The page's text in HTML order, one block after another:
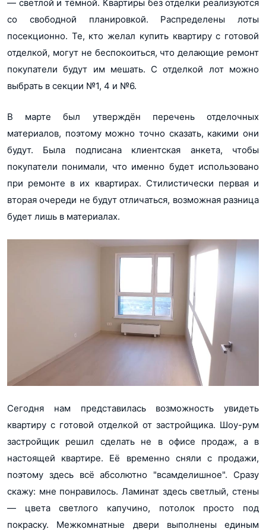
― светлой и тёмной. Квартиры без отделки реализуются
со свободной планировкой. Распределены лоты
посекционно. Те, кто желал купить квартиру с готовой
отделкой, могут не беспокоиться, что делающие ремонт
покупатели будут им мешать. С отделкой лот можно
выбрать в секции №1, 4 и №6.
В марте был утверждён перечень отделочных
материалов, поэтому можно точно сказать, какими они
будут. Была подписана клиентская анкета, чтобы
покупатели понимали, что именно будет использовано
при ремонте в их квартирах. Стилистически первая и
вторая очереди не будут отличаться, возможная разница
будет лишь в материалах.
Сегодня нам представилась возможность увидеть
квартиру с готовой отделкой от застройщика. Шоу-рум
застройщик решил сделать не в офисе продаж, а в
настоящей квартире. Её временно сняли с продажи,
поэтому здесь всё абсолютно "всамделишное". Сразу
скажу: мне понравилось. Ламинат здесь светлый, стены
― цвета светлого капучино, потолок просто под
покраску. Межкомнатные двери выполнены единым